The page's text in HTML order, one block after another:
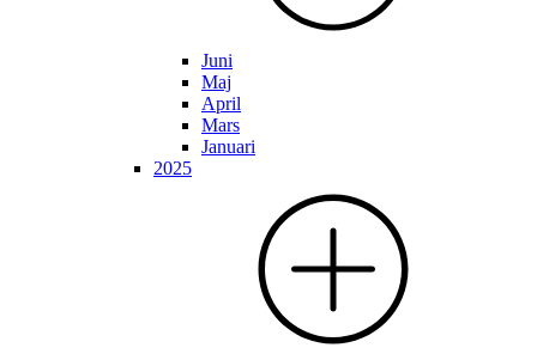
Juni
Maj
April
Mars
Januari
2025